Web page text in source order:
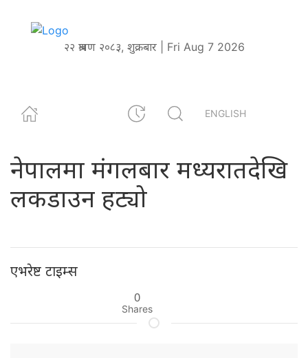
२२ श्रावण २०८३, शुक्रबार | Fri Aug 7 2026
ENGLISH
नेपालमा मंगलबार मध्यरातदेखि
लकडाउन हट्यो
एभरेष्ट टाइम्स
0
Shares